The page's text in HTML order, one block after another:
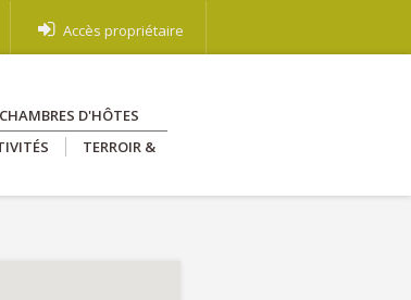
Accès propriétaire
CHAMBRES D'HÔTES
TERROIR &